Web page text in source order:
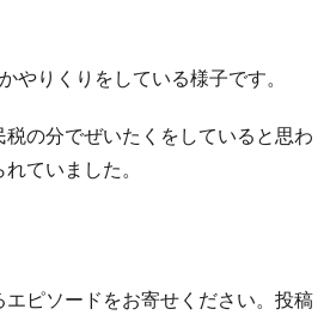
やりくりをしている様子です。
の分でぜいたくをしていると思わ
ていました。
ピソードをお寄せください。投稿